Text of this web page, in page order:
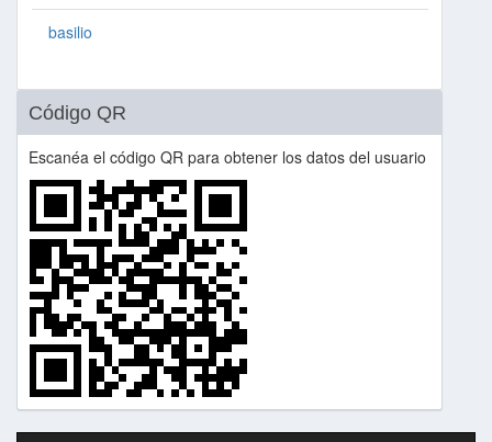
basilio
Código QR
Escanéa el código QR para obtener los datos del usuario